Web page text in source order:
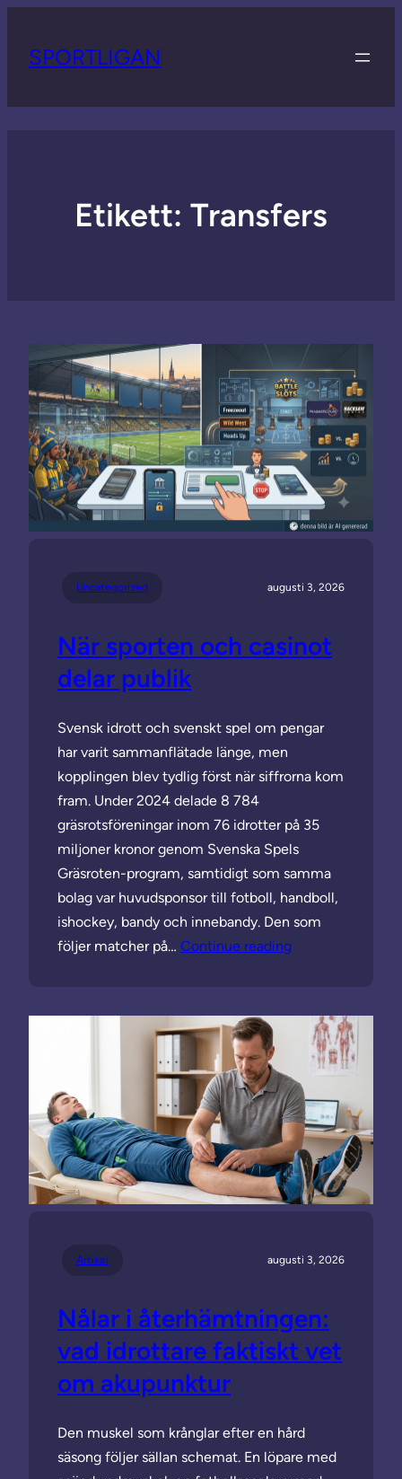
SPORTLIGAN
Etikett: Transfers
Uncategorized augusti 3, 2026
När sporten och casinot
delar publik
Svensk idrott och svenskt spel om pengar
har varit sammanflätade länge, men
kopplingen blev tydlig först när siffrorna kom
fram. Under 2024 delade 8 784
gräsrotsföreningar inom 76 idrotter på 35
miljoner kronor genom Svenska Spels
Gräsroten-program, samtidigt som samma
bolag var huvudsponsor till fotboll, handboll,
ishockey, bandy och innebandy. Den som
följer matcher på… Continue reading
Artikel augusti 3, 2026
Nålar i återhämtningen:
vad idrottare faktiskt vet
om akupunktur
Den muskel som krånglar efter en hård
säsong följer sällan schemat. En löpare med